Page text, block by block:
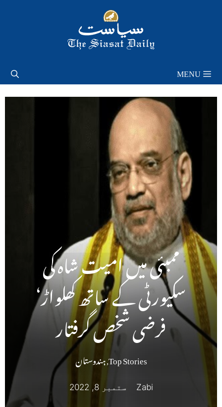
MENU
ممبئی میں امیت شاہ کی
سکیورٹی کے ساتھ کھلواڑ‘
فرضی شخص گرفتار
Top Stories
,ہندوستان
Zabi ستمبر 8, 2022